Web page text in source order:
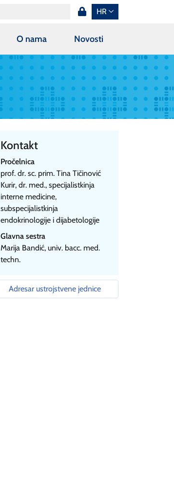
HR
O nama Novosti
Kontakt
Pročelnica
prof. dr. sc. prim. Tina Tičinović
Kurir, dr. med., specijalistkinja
interne medicine,
subspecijalistkinja
endokrinologije i dijabetologije
Glavna sestra
Marija Bandić, univ. bacc. med.
techn.
Adresar ustrojstvene jednice